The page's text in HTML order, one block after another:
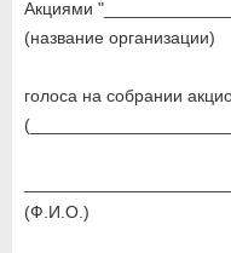
Акциями
(название организации)
голоса на собрании
(Ф.И.О.)